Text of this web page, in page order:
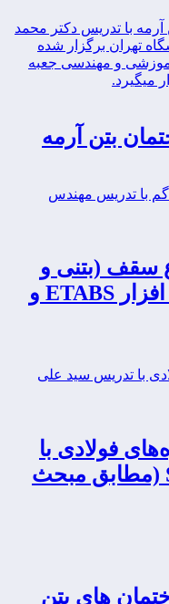
بتن آرمه
سقف (بتنی و
فولادی) و دیافراگم در نرم افزار ETABS و
فولادی با
نرم افزار ETABS و SAFE (مطابق مبحث
های بتن